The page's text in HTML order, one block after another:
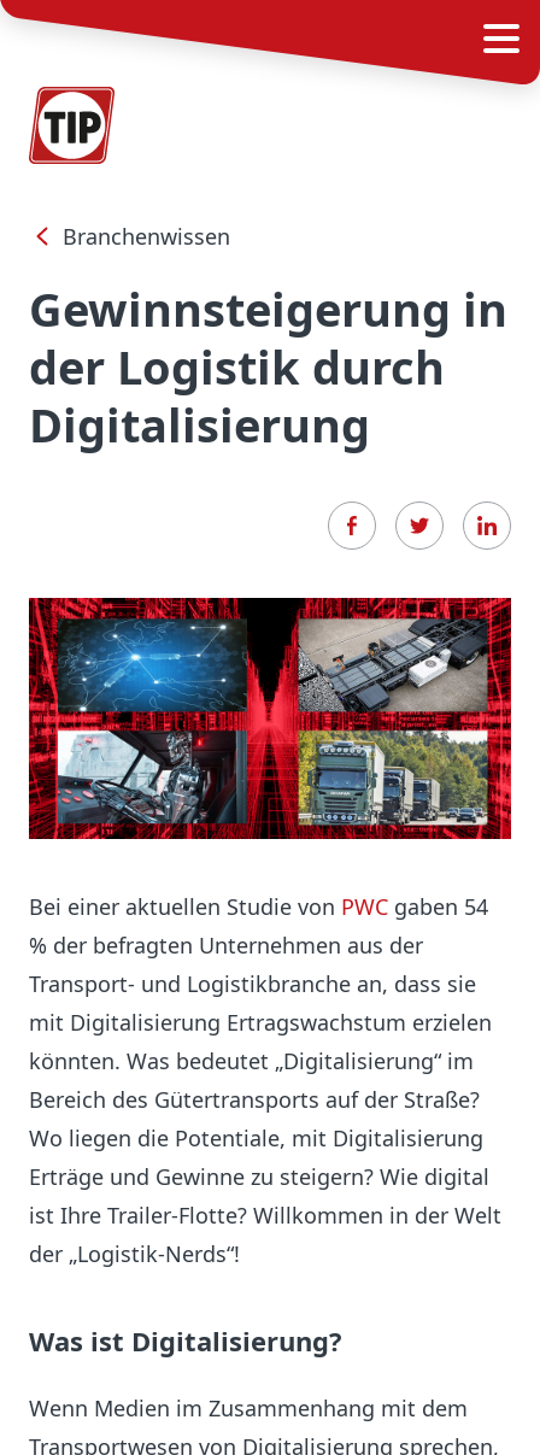
Branchenwissen
Gewinnsteigerung in
der Logistik durch
Digitalisierung
Bei einer aktuellen Studie von PWC gaben 54
% der befragten Unternehmen aus der
Transport- und Logistikbranche an, dass sie
mit Digitalisierung Ertragswachstum erzielen
könnten. Was bedeutet „Digitalisierung“ im
Bereich des Gütertransports auf der Straße?
Wo liegen die Potentiale, mit Digitalisierung
Erträge und Gewinne zu steigern? Wie digital
ist Ihre Trailer-Flotte? Willkommen in der Welt
der „Logistik-Nerds“!
Was ist Digitalisierung?
Wenn Medien im Zusammenhang mit dem
Transportwesen von Digitalisierung sprechen,